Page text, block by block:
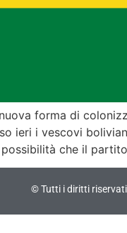
forma di
ieri i vescovi
possibilità che il
© Tutti i diritti